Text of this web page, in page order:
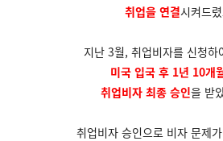
취업을 연결시켜드
지난 3월, 취업비자를 신청하
미국 입국 후 1년 10개
취업비자 최종 승인을 받
취업비자 승인으로 비자 문제